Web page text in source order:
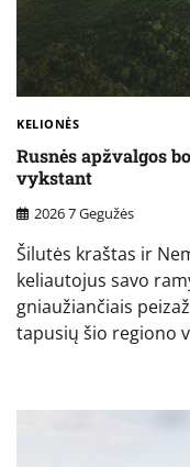
KELIONĖS
Rusnės apžvalgos
vykstant
2026 7 Gegužės
Šilutės kraštas ir
keliautojus savo
gniaužiančiais
tapusių šio regiono